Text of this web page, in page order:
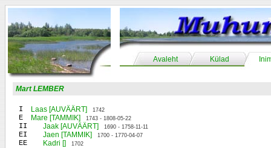
Avaleht Külad
Mart LEMBER
I Laas [AUVÄÄRT] 1742
E Mare [TAMMIK] 1743 - 1808-05-22
II Jaak [AUVÄÄRT] 1690 - 1758-11-11
EI Jaen [TAMMIK] 1700 - 1770-04-07
EE Kadri [] 1702